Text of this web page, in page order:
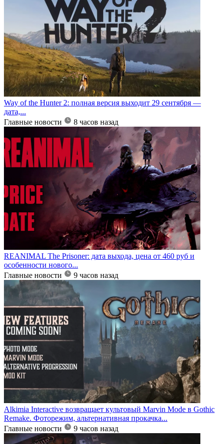
Way of the Hunter 2: полная версия выходит 29 сентября —
дата,...
Главные новости
8 часов назад
REANIMAL The Prisoner: дата выхода, цена от 460 руб и
особенности нового...
Главные новости
9 часов назад
Alkimia Interactive возвращает культовый Marvin Mode в Gothic
Remake. Фоторежим, альтернативная прокачка...
Главные новости
9 часов назад